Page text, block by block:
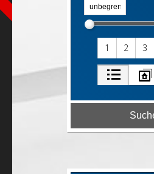
1 2 3